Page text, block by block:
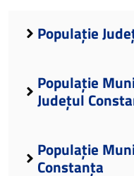
Populație
Populație
Județul
Populație
Constanța